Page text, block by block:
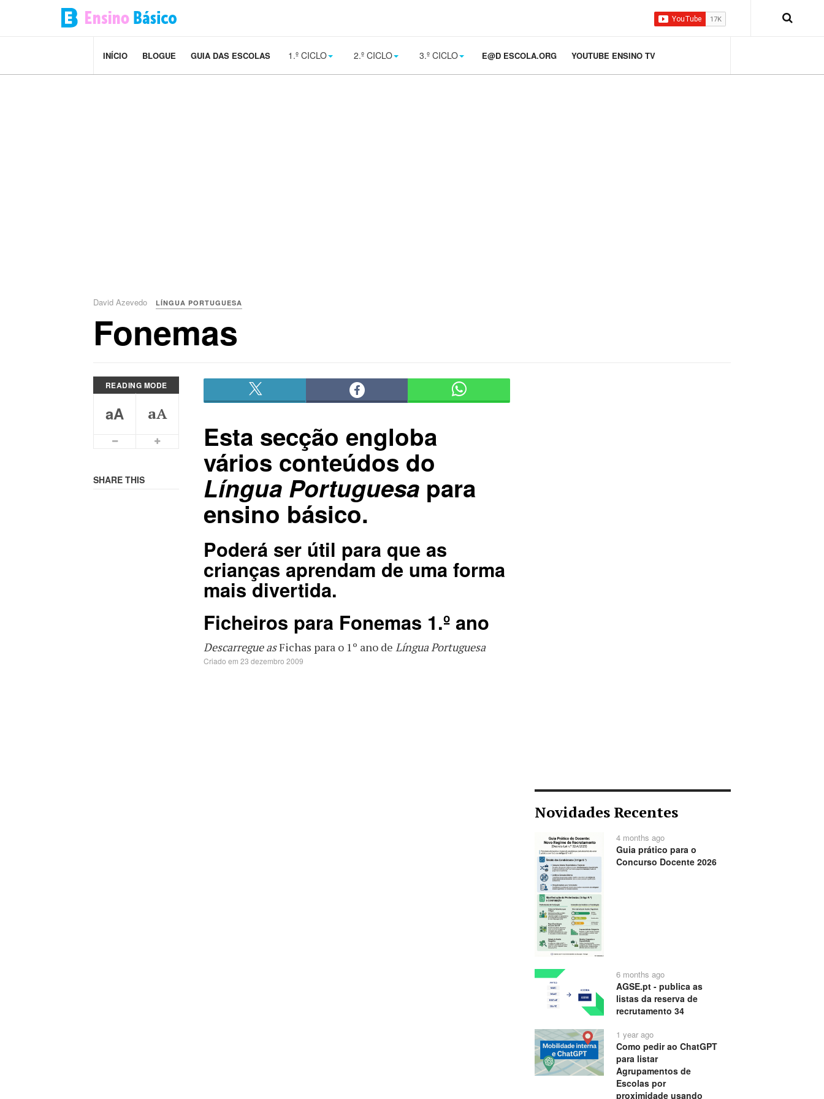
INÍCIO BLOGUE GUIA DAS ESCOLAS 1.º CICLO 2.º CICLO 3.º CICLO E@D ESCOLA.ORG YOUTUBE ENSINO TV
David Azevedo LÍNGUA PORTUGUESA
Fonemas
READING MODE
aA aA
Smaller Font
SHARE THIS
Esta secção engloba
vários conteúdos do
Língua Portuguesa para
ensino básico.
Poderá ser útil para que as
crianças aprendam de uma forma
mais divertida.
Ficheiros para Fonemas 1.º ano
Descarregue asFichas para o 1º ano de Língua Portuguesa
Criado em 23 dezembro 2009
Novidades Recentes
4 months ago
Guia prático para o
Concurso Docente 2026
6 months ago
AGSE.pt - publica as
listas da reserva de
recrutamento 34
1 year ago
Como pedir ao ChatGPT
para listar
Agrupamentos de
Escolas por
proximidade usando